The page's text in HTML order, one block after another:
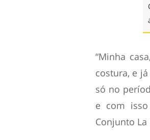
“Minha
costura, e
só no
e com
Conjunto La